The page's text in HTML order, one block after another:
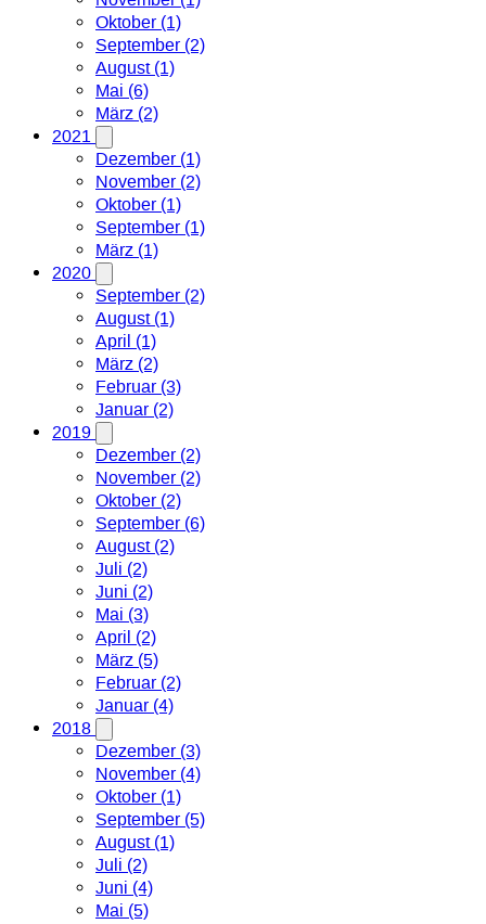
Oktober (1)
September (2)
August (1)
Mai (6)
März (2)
2021
Dezember (1)
November (2)
Oktober (1)
September (1)
März (1)
2020
September (2)
August (1)
April (1)
März (2)
Februar (3)
Januar (2)
2019
Dezember (2)
November (2)
Oktober (2)
September (6)
August (2)
Juli (2)
Juni (2)
Mai (3)
April (2)
März (5)
Februar (2)
Januar (4)
2018
Dezember (3)
November (4)
Oktober (1)
September (5)
August (1)
Juli (2)
Juni (4)
Mai (5)